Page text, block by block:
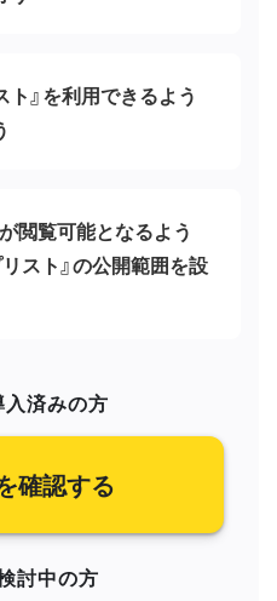
ト』を利用できるよう
閲覧可能となるよう
スト』の公開範囲を設
済みの方
確認する
討中の方